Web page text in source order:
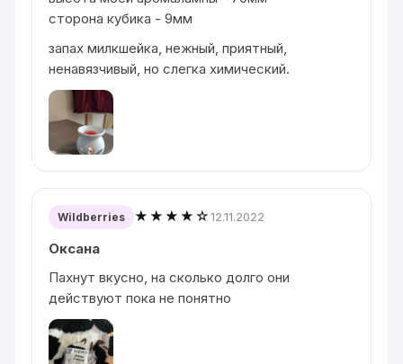
сторона кубика - 9мм
запах милкшейка, нежный, приятный,
ненавязчивый, но слегка химический.
Wildberries ★★★★☆12.11.2022
Оксана
Пахнут вкусно, на сколько долго они
действуют пока не понятно